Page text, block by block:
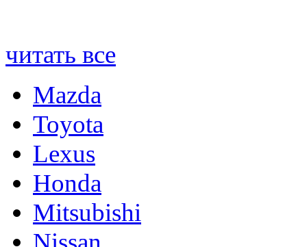
читать все
Mazda
Toyota
Lexus
Honda
Mitsubishi